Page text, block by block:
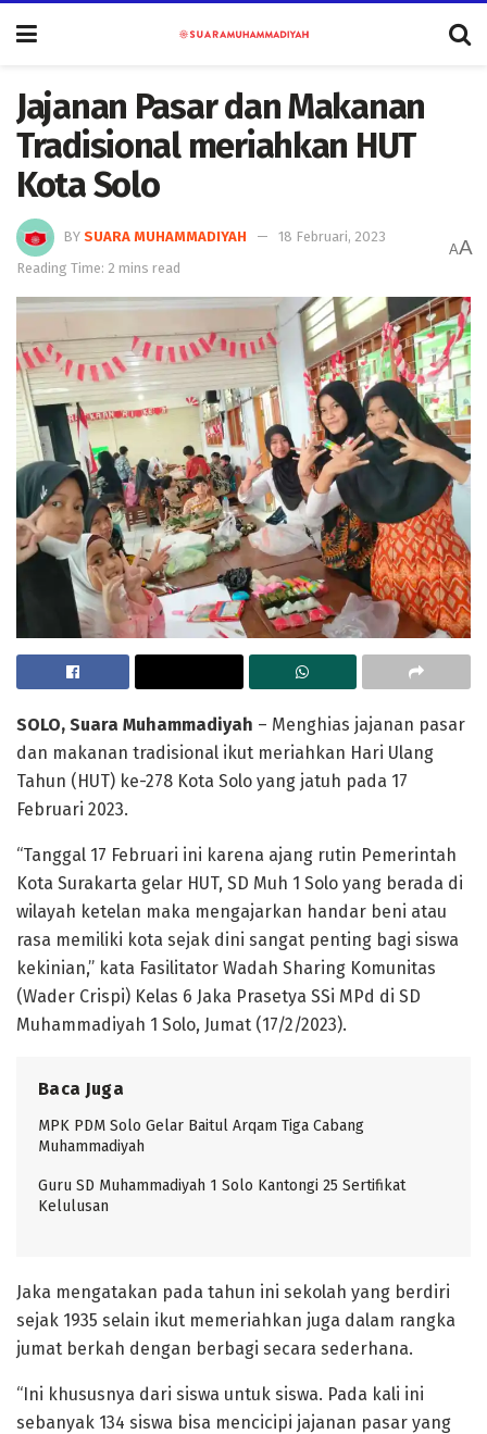
Jajanan Pasar dan Makanan
Tradisional meriahkan HUT
Kota Solo
BY SUARA MUHAMMADIYAH
18 Februari, 2023
Reading Time: 2 mins read
AA
SOLO, Suara Muhammadiyah – Menghias jajanan pasar
dan makanan tradisional ikut meriahkan Hari Ulang
Tahun (HUT) ke-278 Kota Solo yang jatuh pada 17
Februari 2023.
“Tanggal 17 Februari ini karena ajang rutin Pemerintah
Kota Surakarta gelar HUT, SD Muh 1 Solo yang berada di
wilayah ketelan maka mengajarkan handar beni atau
rasa memiliki kota sejak dini sangat penting bagi siswa
kekinian,” kata Fasilitator Wadah Sharing Komunitas
(Wader Crispi) Kelas 6 Jaka Prasetya SSi MPd di SD
Muhammadiyah 1 Solo, Jumat (17/2/2023).
Baca Juga
MPK PDM Solo Gelar Baitul Arqam Tiga Cabang
Muhammadiyah
Guru SD Muhammadiyah 1 Solo Kantongi 25 Sertifikat
Kelulusan
Jaka mengatakan pada tahun ini sekolah yang berdiri
sejak 1935 selain ikut memeriahkan juga dalam rangka
jumat berkah dengan berbagi secara sederhana.
“Ini khususnya dari siswa untuk siswa. Pada kali ini
sebanyak 134 siswa bisa mencicipi jajanan pasar yang